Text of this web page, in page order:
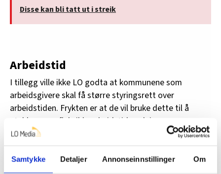
Samtykke Detaljer Annonseinnstillinger Om
Disse kan bli tatt ut i streik
Arbeidstid
I tillegg ville ikke LO godta at kommunene som
arbeidsgivere skal få større styringsrett over
arbeidstiden. Frykten er at de vil bruke dette til å
etablere mer fleksible arbeidstidsordninger, noe som
sannsynligvis vil føre til mer bruk av
gjennomsnittsberegning og arbeid i helgene.
I forkant av meklingen har Helene Harsvik Skeibrok